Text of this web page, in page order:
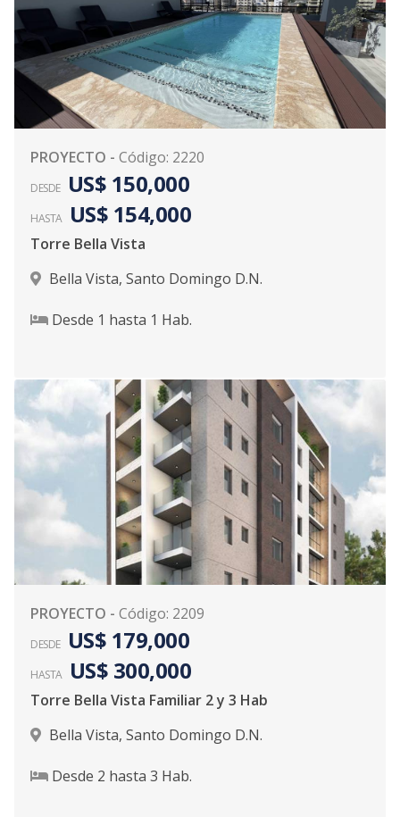
PROYECTO - Código: 2220
DESDE US$ 150,000
HASTA US$ 154,000
Torre Bella Vista
Bella Vista, Santo Domingo D.N.
Desde 1 hasta 1 Hab.
PROYECTO - Código: 2209
DESDE US$ 179,000
HASTA US$ 300,000
Torre Bella Vista Familiar 2 y 3 Hab
Bella Vista, Santo Domingo D.N.
Desde 2 hasta 3 Hab.